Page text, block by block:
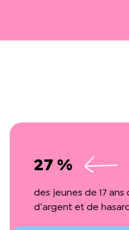
27 %
des jeunes de 17
d’argent et de